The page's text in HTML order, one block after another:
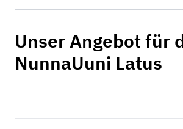
Unser Angebot für
NunnaUuni Latus